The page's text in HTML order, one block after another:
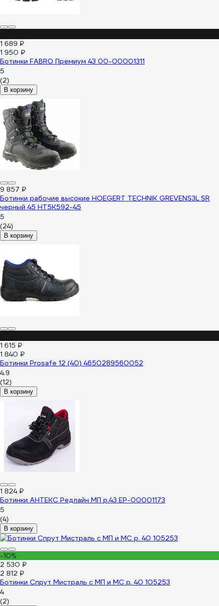
1 689 ₽
1 950 ₽
Ботинки FABRO Премиум 43 00-00001311
5
(2)
В корзину
9 857 ₽
Ботинки рабочие высокие HOEGERT TECHNIK GREVENS3L SR
черный 45 HT5K592-45
5
(24)
В корзину
1 615 ₽
1 840 ₽
Ботинки Prosafe 12 (40) 4650289560052
4.9
(12)
В корзину
1 824 ₽
Ботинки АНТЕКС Редлайн МП р.43 ЕР-00001173
5
(4)
В корзину
-10%
2 530 ₽
2 812 ₽
Ботинки Спрут Мистраль с МП и МС р. 40 105253
4
(2)